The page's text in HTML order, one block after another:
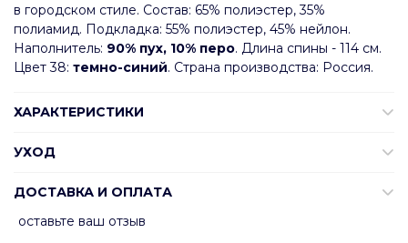
в городском стиле. Состав: 65% полиэстер, 35%
полиамид. Подкладка: 55% полиэстер, 45% нейлон.
Наполнитель: 90% пух, 10% перо. Длина спины - 114 см.
Цвет 38: темно-синий. Страна производства: Россия.
ХАРАКТЕРИСТИКИ
УХОД
ДОСТАВКА И ОПЛАТА
оставьте ваш отзыв